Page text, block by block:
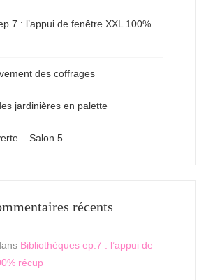
: l’appui de fenêtre XXL 100%
des coffrages
jardinières en palette
– Salon 5
récents
Bibliothèques ep.7 : l’appui de
récup